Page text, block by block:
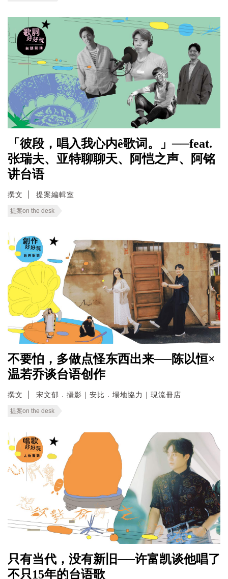
「彼段，唱入我心内ê歌词。」──feat.
张瑞夫、亚特聊聊天、阿恺之声、阿铭
讲台语
撰文 提案編輯室
提案on the desk
不要怕，多做点怪东西出来──陈以恒×
温若乔谈台语创作
撰文 宋文郁．攝影｜安比．場地協力｜現流冊店
提案on the desk
只有当代，没有新旧──许富凯谈他唱了
不只15年的台语歌